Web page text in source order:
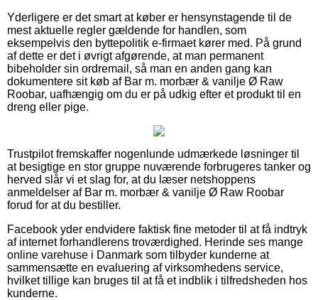
Yderligere er det smart at køber er hensynstagende til de
mest aktuelle regler gældende for handlen, som
eksempelvis den byttepolitik e-firmaet kører med. På grund
af dette er det i øvrigt afgørende, at man permanent
bibeholder sin ordremail, så man en anden gang kan
dokumentere sit køb af Bar m. morbær & vanilje Ø Raw
Roobar, uafhængig om du er på udkig efter et produkt til en
dreng eller pige.
Trustpilot fremskaffer nogenlunde udmærkede løsninger til
at besigtige en stor gruppe nuværende forbrugeres tanker og
herved slår vi et slag for, at du læser netshoppens
anmeldelser af Bar m. morbær & vanilje Ø Raw Roobar
forud for at du bestiller.
Facebook yder endvidere faktisk fine metoder til at få indtryk
af internet forhandlerens troværdighed. Herinde ses mange
online varehuse i Danmark som tilbyder kunderne at
sammensætte en evaluering af virksomhedens service,
hvilket tillige kan bruges til at få et indblik i tilfredsheden hos
kunderne.